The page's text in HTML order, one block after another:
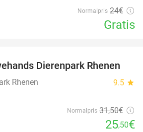
Normalpris 24€
Gratis
19%
Dierenpark Rhenen
Rhenen 9.5 star
Normalpris 31,50€
25,50€